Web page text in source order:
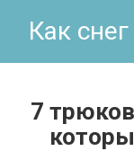
Как
7